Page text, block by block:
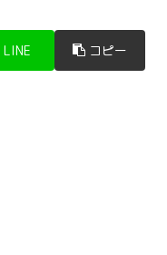
LINE コピー